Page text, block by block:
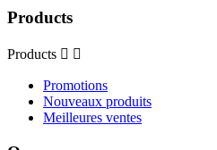
Products
Products  
Promotions
Nouveaux produits
Meilleures ventes